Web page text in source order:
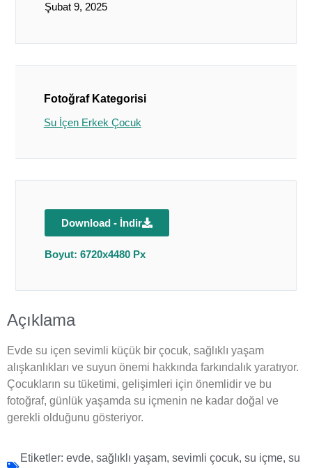
Şubat 9, 2025
Fotoğraf Kategorisi
Su İçen Erkek Çocuk
Download - İndir
Boyut: 6720x4480 Px
Açıklama
Evde su içen sevimli küçük bir çocuk, sağlıklı yaşam
alışkanlıkları ve suyun önemi hakkında farkındalık yaratıyor.
Çocukların su tüketimi, gelişimleri için önemlidir ve bu
fotoğraf, günlük yaşamda su içmenin ne kadar doğal ve
gerekli olduğunu gösteriyor.
Etiketler: evde, sağlıklı yaşam, sevimli çocuk, su içme, su